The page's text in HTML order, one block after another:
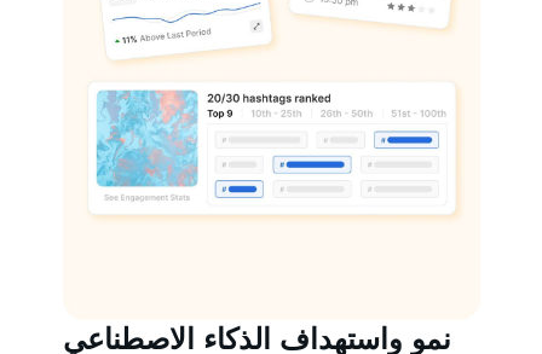
نمو واستهداف الذكاء الاصطناعي